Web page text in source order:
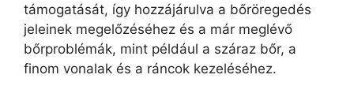
támogatását, így hozzájárulva a bőröregedés
jeleinek megelőzéséhez és a már meglévő
bőrproblémák, mint például a száraz bőr, a
finom vonalak és a ráncok kezeléséhez.